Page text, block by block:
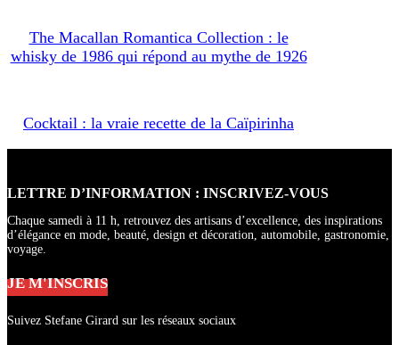
The Macallan Romantica Collection : le
whisky de 1986 qui répond au mythe de 1926
Cocktail : la vraie recette de la Caïpirinha
LETTRE D’INFORMATION : INSCRIVEZ-VOUS
Chaque samedi à 11 h, retrouvez des artisans d’excellence, des inspirations
d’élégance en mode, beauté, design et décoration, automobile, gastronomie,
voyage.
JE M'INSCRIS
Suivez Stefane Girard sur les réseaux sociaux